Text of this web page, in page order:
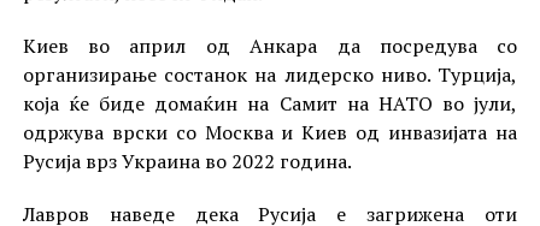
Киев во април од Анкара да посредува со
организирање состанок на лидерско ниво. Турција,
која ќе биде домаќин на Самит на НАТО во јули,
одржува врски со Москва и Киев од инвазијата на
Русија врз Украина во 2022 година.
Лавров наведе дека Русија е загрижена оти